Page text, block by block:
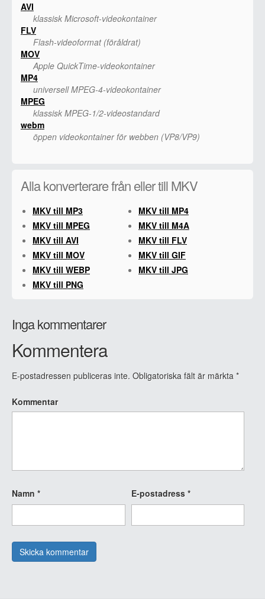
AVI
klassisk Microsoft-videokontainer
FLV
Flash-videoformat (föråldrat)
MOV
Apple QuickTime-videokontainer
MP4
universell MPEG-4-videokontainer
MPEG
klassisk MPEG-1/2-videostandard
webm
öppen videokontainer för webben (VP8/VP9)
Alla konverterare från eller till MKV
MKV till MP3
MKV till MP4
MKV till MPEG
MKV till M4A
MKV till AVI
MKV till FLV
MKV till MOV
MKV till GIF
MKV till WEBP
MKV till JPG
MKV till PNG
Inga kommentarer
Kommentera
E-postadressen publiceras inte. Obligatoriska fält är märkta *
Kommentar
Namn * E-postadress *